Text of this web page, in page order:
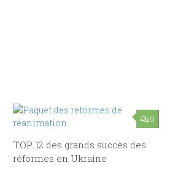
0
TOP 12 des grands succès des
réformes en Ukraine